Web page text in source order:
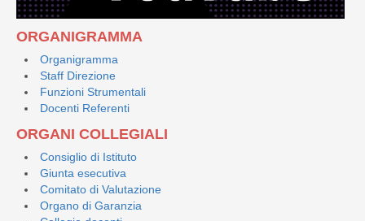
ORGANIGRAMMA
Organigramma
Staff Direzione
Funzioni Strumentali
Docenti Referenti
ORGANI COLLEGIALI
Consiglio di Istituto
Giunta esecutiva
Comitato di Valutazione
Organo di Garanzia